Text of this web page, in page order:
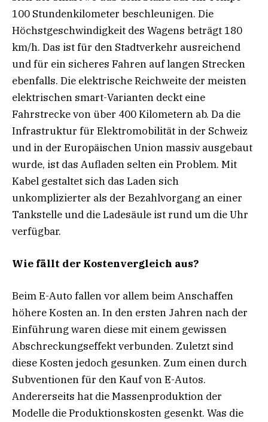
100 Stundenkilometer beschleunigen. Die
Höchstgeschwindigkeit des Wagens beträgt 180
km/h. Das ist für den Stadtverkehr ausreichend
und für ein sicheres Fahren auf langen Strecken
ebenfalls. Die elektrische Reichweite der meisten
elektrischen smart-Varianten deckt eine
Fahrstrecke von über 400 Kilometern ab. Da die
Infrastruktur für Elektromobilität in der Schweiz
und in der Europäischen Union massiv ausgebaut
wurde, ist das Aufladen selten ein Problem. Mit
Kabel gestaltet sich das Laden sich
unkomplizierter als der Bezahlvorgang an einer
Tankstelle und die Ladesäule ist rund um die Uhr
verfügbar.
Wie fällt der Kostenvergleich aus?
Beim E-Auto fallen vor allem beim Anschaffen
höhere Kosten an. In den ersten Jahren nach der
Einführung waren diese mit einem gewissen
Abschreckungseffekt verbunden. Zuletzt sind
diese Kosten jedoch gesunken. Zum einen durch
Subventionen für den Kauf von E-Autos.
Andererseits hat die Massenproduktion der
Modelle die Produktionskosten gesenkt. Was die